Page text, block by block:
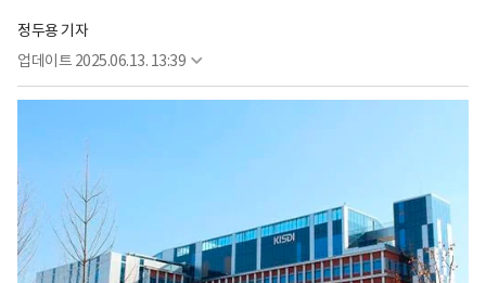
정두용 기자
업데이트 2025.06.13. 13:39